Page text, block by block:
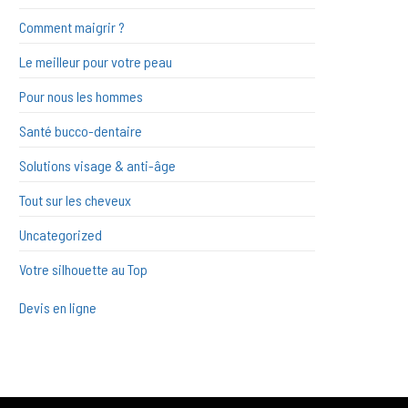
Comment maigrir ?
Le meilleur pour votre peau
Pour nous les hommes
Santé bucco-dentaire
Solutions visage & anti-âge
Tout sur les cheveux
Uncategorized
Votre silhouette au Top
Devis en ligne